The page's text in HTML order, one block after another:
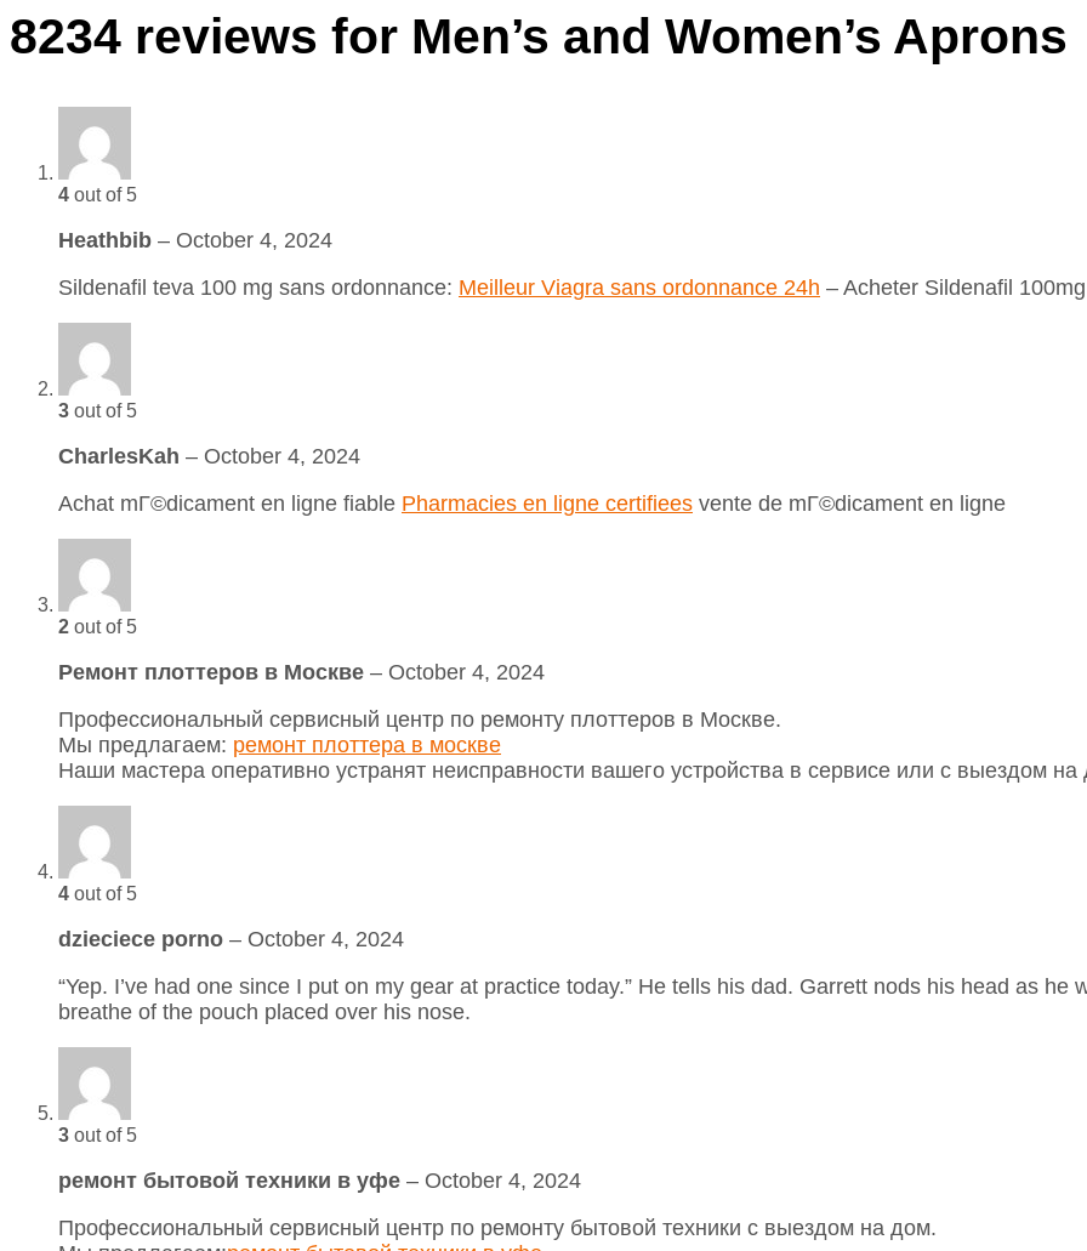
8234 reviews for Men’s and Women’s Aprons
4 out of 5
Heathbib – October 4, 2024
Sildenafil teva 100 mg sans ordonnance: Meilleur Viagra sans ordonnance 24h – Acheter Sildenafil
3 out of 5
CharlesKah – October 4, 2024
Achat mГ©dicament en ligne fiable Pharmacies en ligne certifiees vente de mГ©dicament en ligne
2 out of 5
Ремонт плоттеров в Москве – October 4, 2024
Профессиональный сервисный центр по ремонту плоттеров в Москве.
Мы предлагаем: ремонт плоттера в москве
Наши мастера оперативно устранят неисправности вашего устройства в сервисе или с выездом на
4 out of 5
dzieciece porno – October 4, 2024
“Yep. I’ve had one since I put on my gear at practice today.” He tells his dad. Garrett nods his head as
breathe of the pouch placed over his nose.
3 out of 5
ремонт бытовой техники в уфе – October 4, 2024
Профессиональный сервисный центр по ремонту бытовой техники с выездом на дом.